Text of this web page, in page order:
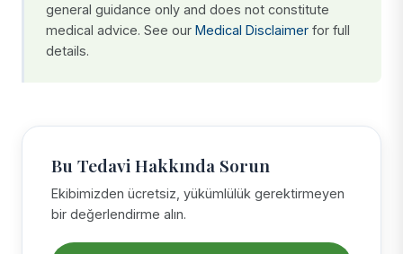
general guidance only and does not constitute
medical advice. See our Medical Disclaimer for full
details.
Bu Tedavi Hakkında Sorun
Ekibimizden ücretsiz, yükümlülük gerektirmeyen
bir değerlendirme alın.